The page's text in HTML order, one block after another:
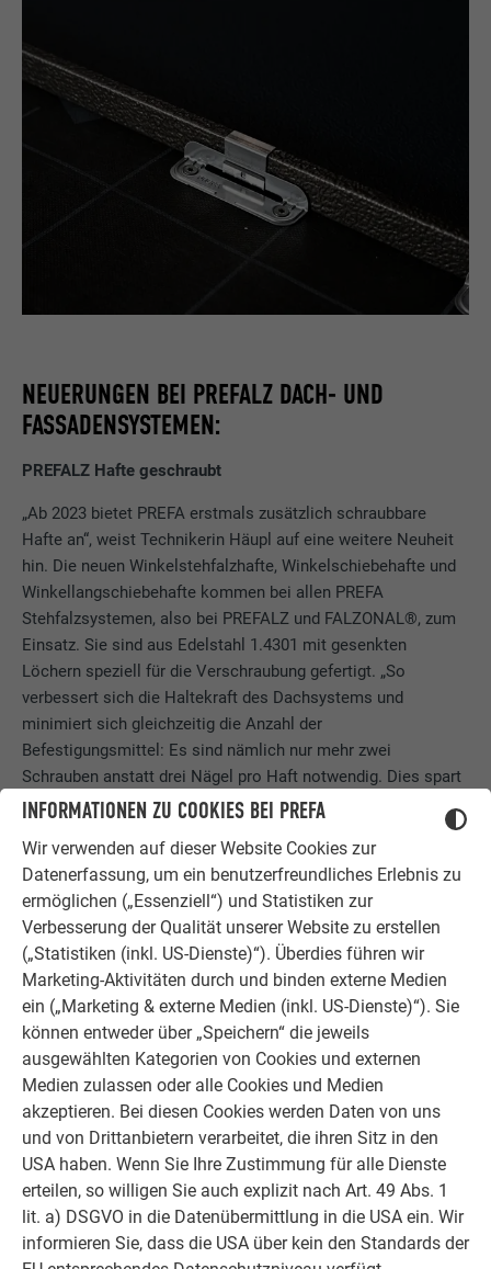
INFORMATIONEN ZU COOKIES BEI PREFA
Wir verwenden auf dieser Website Cookies zur
Datenerfassung, um ein benutzerfreundliches Erlebnis zu
ermöglichen („Essenziell“) und Statistiken zur
Verbesserung der Qualität unserer Website zu erstellen
(„Statistiken (inkl. US-Dienste)“). Überdies führen wir
Marketing-Aktivitäten durch und binden externe Medien
ein („Marketing & externe Medien (inkl. US-Dienste)“). Sie
können entweder über „Speichern“ die jeweils
ausgewählten Kategorien von Cookies und externen
Medien zulassen oder alle Cookies und Medien
akzeptieren. Bei diesen Cookies werden Daten von uns
und von Drittanbietern verarbeitet, die ihren Sitz in den
USA haben. Wenn Sie Ihre Zustimmung für alle Dienste
erteilen, so willigen Sie auch explizit nach Art. 49 Abs. 1
lit. a) DSGVO in die Datenübermittlung in die USA ein. Wir
informieren Sie, dass die USA über kein den Standards der
NEUERUNGEN BEI PREFALZ DACH- UND
FASSADENSYSTEMEN:
PREFALZ Hafte geschraubt
„Ab 2023 bietet PREFA erstmals zusätzlich schraubbare
Hafte an“, weist Technikerin Häupl auf eine weitere Neuheit
hin. Die neuen Winkelstehfalzhafte, Winkelschiebehafte und
Winkellangschiebehafte kommen bei allen PREFA
Stehfalzsystemen, also bei PREFALZ und FALZONAL®, zum
Einsatz. Sie sind aus Edelstahl 1.4301 mit gesenkten
Löchern speziell für die Verschraubung gefertigt. „So
verbessert sich die Haltekraft des Dachsystems und
minimiert sich gleichzeitig die Anzahl der
Befestigungsmittel: Es sind nämlich nur mehr zwei
Schrauben anstatt drei Nägel pro Haft notwendig. Dies spart
Zeit und Arbeit bei der Montage.“ Ebenfalls neu im Sortiment
europäischer Zulassung (ETA).
PRODUKTSTANDARDISIERUNG BEI DEN PREFA
FASSADENSYSTEMEN:
Siding perforiert – vielseitige Gestaltungsoptionen
„Mit den perforierten Sidings setzen wir auf eine
Weiterentwicklung eines bewährten Produktes, welches nun
als Standardprodukt auf Bestellung erhältlich ist“, erklärt
Häupl weiter. Die gelochten Sidings sind ein vielseitiges
Gestaltungselement: Sie eignen sich als ansprechende
Verkleidung (Einhausung) von technischen Anlagen oder
Aufbauten im Fassadenbereich oder auf Flachdächern, als
Sichtschutz bei Stiegen- und Parkhäusern, als Überdeckung